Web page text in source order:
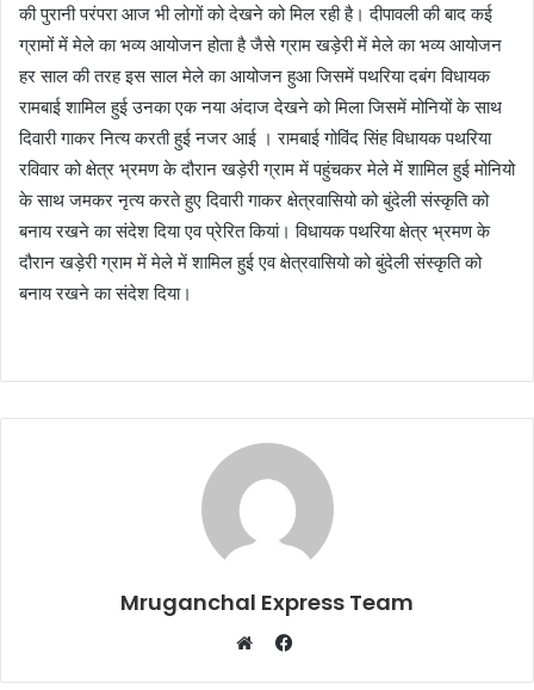
की पुरानी परंपरा आज भी लोगों को देखने को मिल रही है। दीपावली की बाद कई
ग्रामों में मेले का भव्य आयोजन होता है जैसे ग्राम खड़ेरी में मेले का भव्य आयोजन
हर साल की तरह इस साल मेले का आयोजन हुआ जिसमें पथरिया दबंग विधायक
रामबाई शामिल हुई उनका एक नया अंदाज देखने को मिला जिसमें मोनियों के साथ
दिवारी गाकर नित्य करती हुई नजर आई । रामबाई गोविंद सिंह विधायक पथरिया
रविवार को क्षेत्र भ्रमण के दौरान खड़ेरी ग्राम में पहुंचकर मेले में शामिल हुई मोनियो
के साथ जमकर नृत्य करते हुए दिवारी गाकर क्षेत्रवासियो को बुंदेली संस्कृति को
बनाय रखने का संदेश दिया एव प्रेरित कियां। विधायक पथरिया क्षेत्र भ्रमण के
दौरान खड़ेरी ग्राम में मेले में शामिल हुई एव क्षेत्रवासियो को बुंदेली संस्कृति को
बनाय रखने का संदेश दिया।
Mruganchal Express Team
Facebook